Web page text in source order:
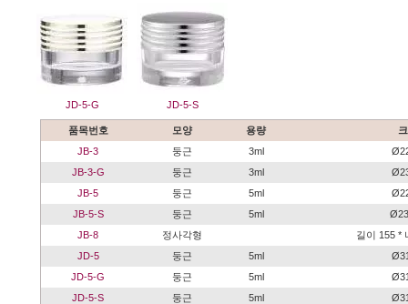
JD-5-G JD-5-S
품목번호 모양 용량
JB-3
둥근 3ml
JB-3-G
둥근 3ml
JB-5
둥근 5ml
JB-5-S
둥근 5ml
JB-8
정사각형
길이 155 *
JD-5
둥근 5ml
JD-5-G
둥근 5ml
JD-5-S
둥근 5ml